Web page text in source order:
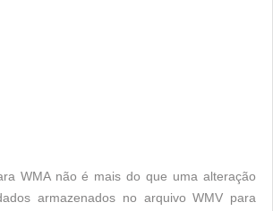
WMA não é mais do que uma alteração
armazenados no arquivo WMV para